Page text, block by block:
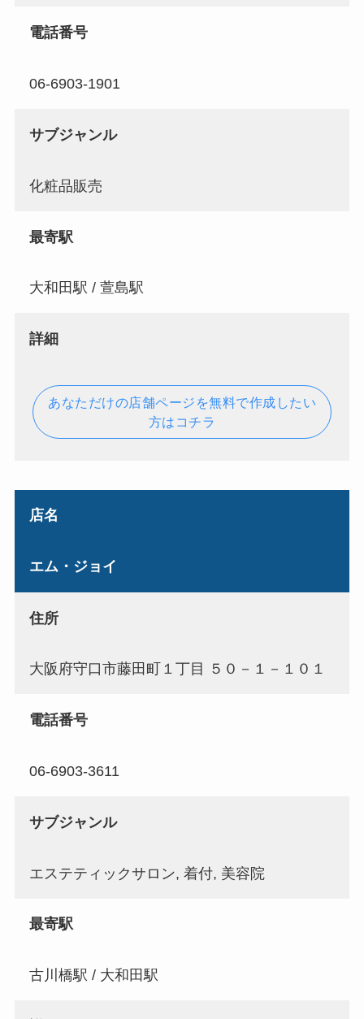
電話番号
06-6903-1901
サブジャンル
化粧品販売
最寄駅
大和田駅 / 萱島駅
詳細
あなただけの店舗ページを無料で作成したい
方はコチラ
店名
エム・ジョイ
住所
大阪府守口市藤田町１丁目 ５０－１－１０１
電話番号
06-6903-3611
サブジャンル
エステティックサロン, 着付, 美容院
最寄駅
古川橋駅 / 大和田駅